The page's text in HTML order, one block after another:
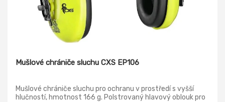
Mušlové chrániče sluchu CXS EP106
Mušlové chrániče sluchu pro ochranu v prostředí s vyšší
hlučností, hmotnost 166 g. Polstrovaný hlavový oblouk pro